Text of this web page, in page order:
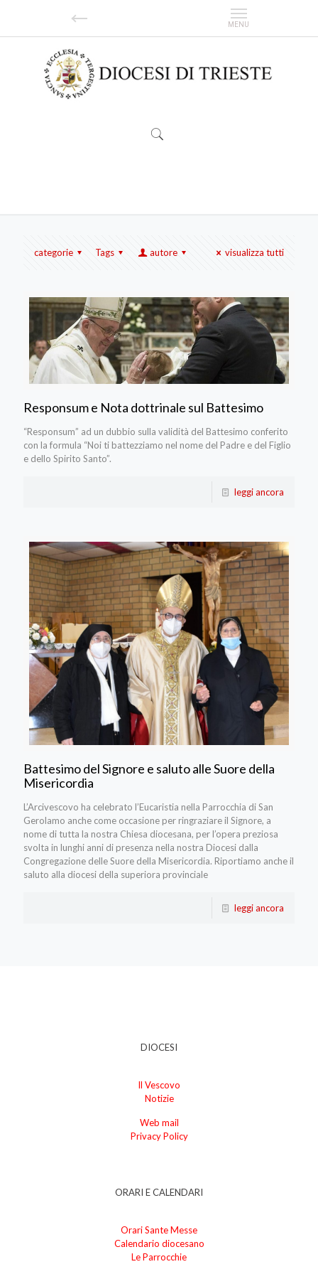
categorie Tags autore visualizza tutti
Responsum e Nota dottrinale sul Battesimo
“Responsum” ad un dubbio sulla validità del Battesimo conferito
con la formula “Noi ti battezziamo nel nome del Padre e del Figlio
e dello Spirito Santo”.
leggi ancora
Battesimo del Signore e saluto alle Suore della
Misericordia
L’Arcivescovo ha celebrato l’Eucaristia nella Parrocchia di San
Gerolamo anche come occasione per ringraziare il Signore, a
nome di tutta la nostra Chiesa diocesana, per l’opera preziosa
svolta in lunghi anni di presenza nella nostra Diocesi dalla
Congregazione delle Suore della Misericordia. Riportiamo anche il
saluto alla diocesi della superiora provinciale
leggi ancora
DIOCESI
Il Vescovo
Notizie
Web mail
Privacy Policy
ORARI E CALENDARI
Orari Sante Messe
Calendario diocesano
Le Parrocchie